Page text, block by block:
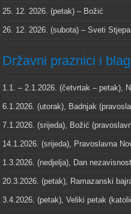
25. 12. 2026. (petak) – Božić
26. 12. 2026. (subota) – Sveti
Državni praznici i
1.1. – 2.1.2026. (četvrtak – petak),
6.1.2026. (utorak), Badnjak
7.1.2026. (srijeda), Božić
14.1.2026. (srijeda), Pravoslavna
1.3.2026. (nedjelja), Dan
20.3.2026. (petak), Ramazanski
3.4.2026. (petak), Veliki petak